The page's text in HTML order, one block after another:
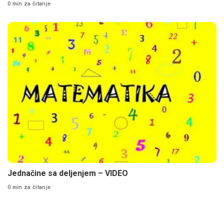
0 min za čitanje
Jednačine sa deljenjem – VIDEO
0 min za čitanje